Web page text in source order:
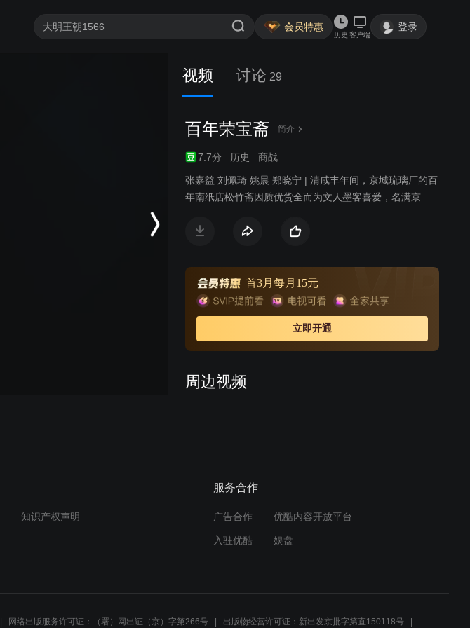
会员特惠
历史 客户端
登录
视频 讨论 29
百年荣宝斋 简介
7.7分 历史 商战
张嘉益 刘佩琦 姚晨 郑晓宁 | 清咸丰年间，京城琉璃厂的百
年南纸店松竹斋因质优货全而为文人墨客喜爱，名满京
元培将军止血疗伤、救其性命。郑将军以怀素和尚的《西
秋月沦落风尘，得刑部杨宪基大人搭救来到京城，终与张
家相认。张幼林因打人入狱，却因祸得福结识了西北刀客
霍震西。期间经营不善的松竹斋濒临破产，幸亏新掌柜庄
虎臣大力革新，松竹斋改号松鹤斋，才得以起死回生。成
年的张幼林尽管对秋月有情，却终依母命，娶米店千金何
鹤斋，百年老店见证了一段血泪斑斑的中国近代史。
首3月每月15元
立即开通
周边视频
03:57
知识产权声明
服务合作
广告合作 优酷内容开放平台
入驻优酷 娱盘
网络出版服务许可证：（署）网出证（京）字第266号 出版物经营许可证：新出发京批字第直150118号